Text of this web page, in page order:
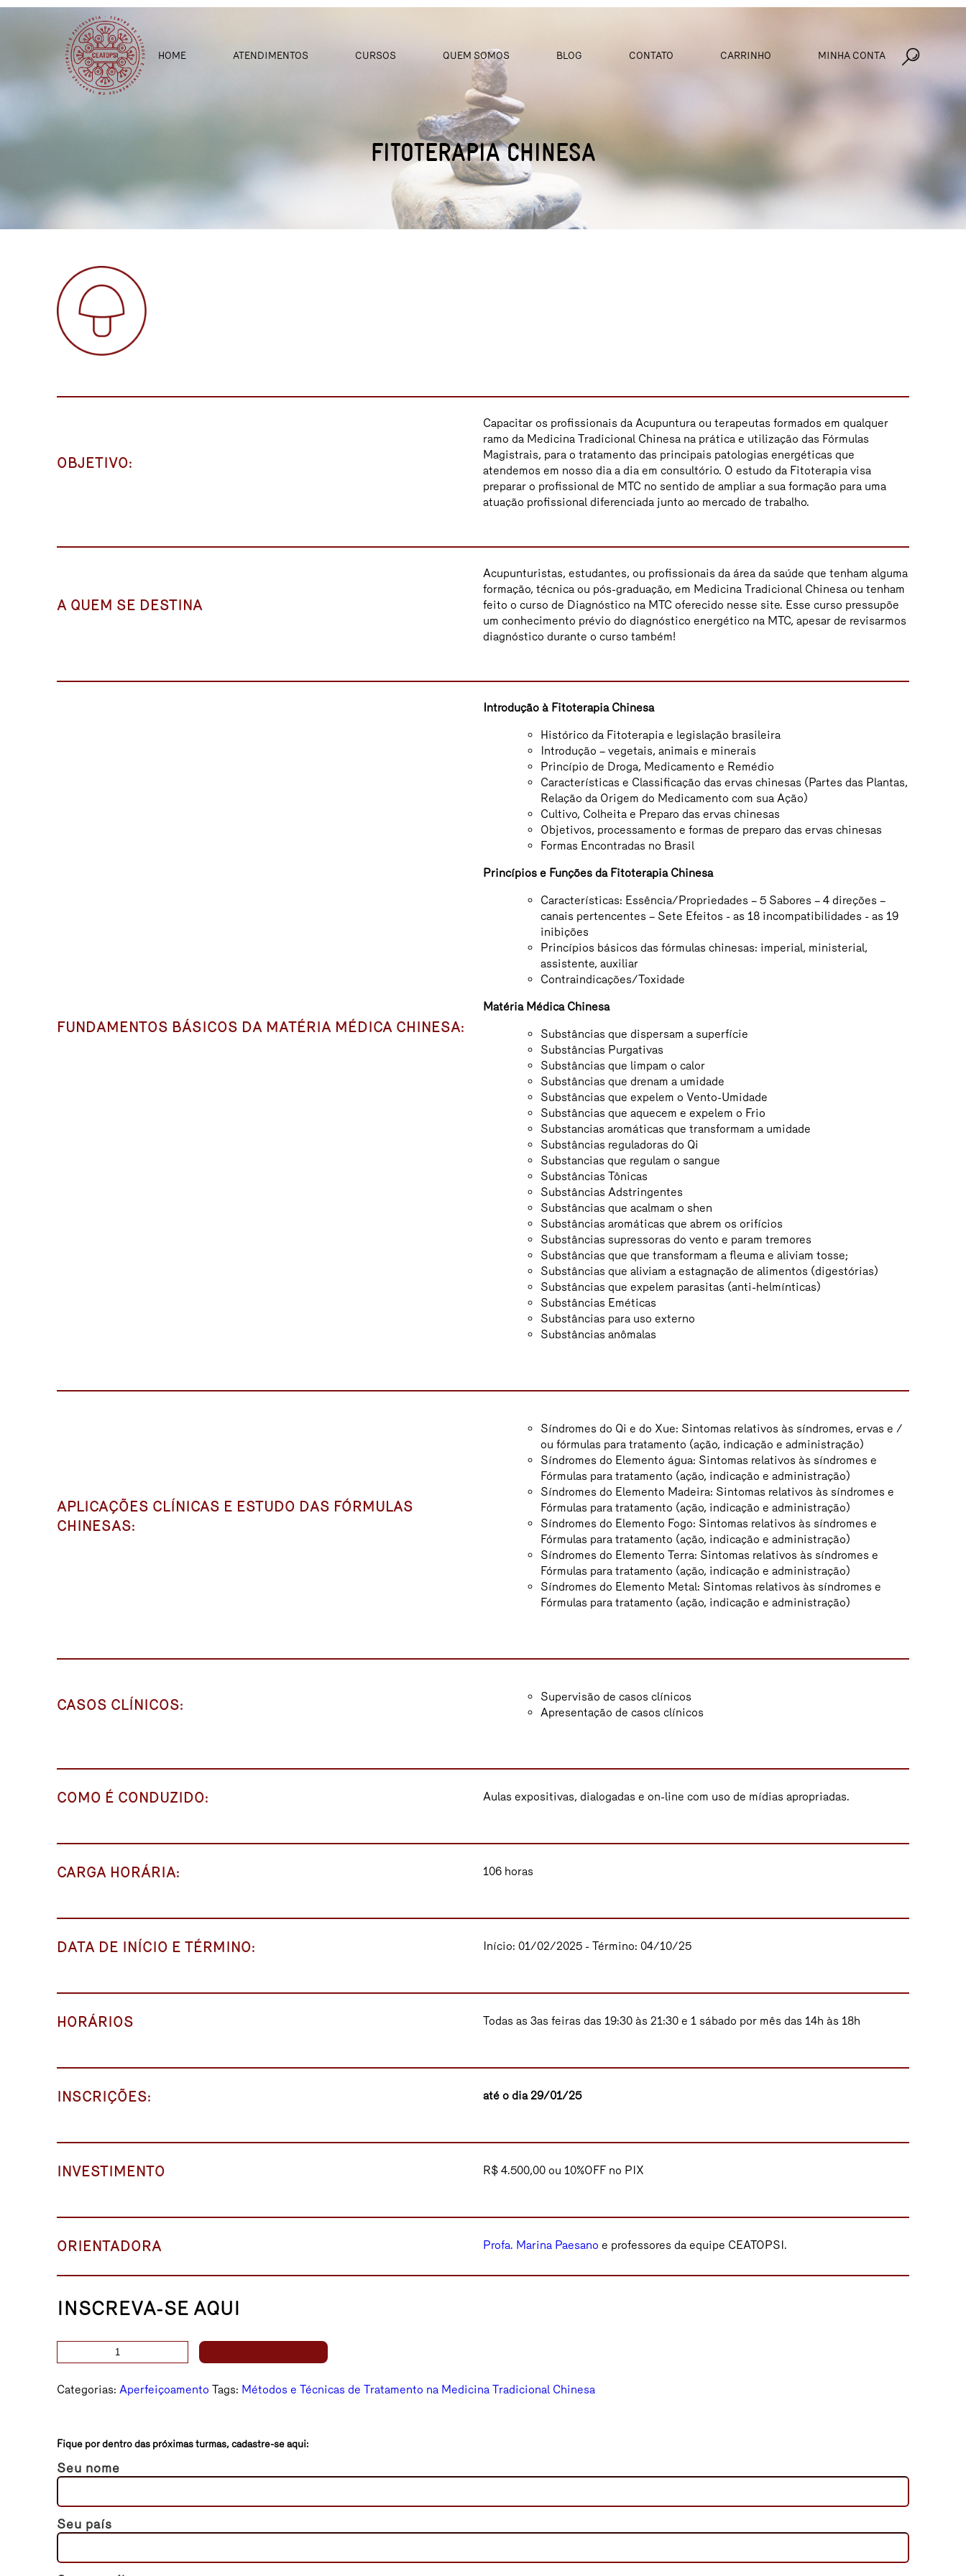
. HOME ATENDIMENTOS CURSOS QUEM SOMOS BLOG CONTATO CARRINHO MINHA CONTA
FITOTERAPIA CHINESA
OBJETIVO:
Capacitar os profissionais da Acupuntura ou terapeutas formados em qualquer
ramo da Medicina Tradicional Chinesa na prática e utilização das Fórmulas
Magistrais, para o tratamento das principais patologias energéticas que
atendemos em nosso dia a dia em consultório. O estudo da Fitoterapia visa
preparar o profissional de MTC no sentido de ampliar a sua formação para uma
atuação profissional diferenciada junto ao mercado de trabalho.
A QUEM SE DESTINA
Acupunturistas, estudantes, ou profissionais da área da saúde que tenham alguma
formação, técnica ou pós-graduação, em Medicina Tradicional Chinesa ou tenham
feito o curso de Diagnóstico na MTC oferecido nesse site. Esse curso pressupõe
um conhecimento prévio do diagnóstico energético na MTC, apesar de revisarmos
diagnóstico durante o curso também!
FUNDAMENTOS BÁSICOS DA MATÉRIA MÉDICA CHINESA:
Introdução à Fitoterapia Chinesa
Histórico da Fitoterapia e legislação brasileira
Introdução – vegetais, animais e minerais
Princípio de Droga, Medicamento e Remédio
Características e Classificação das ervas chinesas (Partes das Plantas,
Relação da Origem do Medicamento com sua Ação)
Cultivo, Colheita e Preparo das ervas chinesas
Objetivos, processamento e formas de preparo das ervas chinesas
Formas Encontradas no Brasil
Princípios e Funções da Fitoterapia Chinesa
Características: Essência/Propriedades – 5 Sabores – 4 direções –
canais pertencentes – Sete Efeitos - as 18 incompatibilidades - as 19
inibições
Princípios básicos das fórmulas chinesas: imperial, ministerial,
assistente, auxiliar
Contraindicações/Toxidade
Matéria Médica Chinesa
Substâncias que dispersam a superfície
Substâncias Purgativas
Substâncias que limpam o calor
Substâncias que drenam a umidade
Substâncias que expelem o Vento-Umidade
Substâncias que aquecem e expelem o Frio
Substancias aromáticas que transformam a umidade
Substâncias reguladoras do Qi
Substancias que regulam o sangue
Substâncias Tônicas
Substâncias Adstringentes
Substâncias que acalmam o shen
Substâncias aromáticas que abrem os orifícios
Substâncias supressoras do vento e param tremores
Substâncias que que transformam a fleuma e aliviam tosse;
Substâncias que aliviam a estagnação de alimentos (digestórias)
Substâncias que expelem parasitas (anti-helmínticas)
Substâncias Eméticas
Substâncias para uso externo
Substâncias anômalas
APLICAÇÕES CLÍNICAS E ESTUDO DAS FÓRMULAS
CHINESAS:
Síndromes do Qi e do Xue: Sintomas relativos às síndromes, ervas e /
ou fórmulas para tratamento (ação, indicação e administração)
Síndromes do Elemento água: Sintomas relativos às síndromes e
Fórmulas para tratamento (ação, indicação e administração)
Síndromes do Elemento Madeira: Sintomas relativos às síndromes e
Fórmulas para tratamento (ação, indicação e administração)
Síndromes do Elemento Fogo: Sintomas relativos às síndromes e
Fórmulas para tratamento (ação, indicação e administração)
Síndromes do Elemento Terra: Sintomas relativos às síndromes e
Fórmulas para tratamento (ação, indicação e administração)
Síndromes do Elemento Metal: Sintomas relativos às síndromes e
Fórmulas para tratamento (ação, indicação e administração)
CASOS CLÍNICOS:
Supervisão de casos clínicos
Apresentação de casos clínicos
COMO É CONDUZIDO: Aulas expositivas, dialogadas e on-line com uso de mídias apropriadas.
CARGA HORÁRIA: 106 horas
DATA DE INÍCIO E TÉRMINO: Início: 01/02/2025 - Término: 04/10/25
HORÁRIOS Todas as 3as feiras das 19:30 às 21:30 e 1 sábado por mês das 14h às 18h
INSCRIÇÕES: até o dia 29/01/25
INVESTIMENTO R$ 4.500,00 ou 10%OFF no PIX
ORIENTADORA Profa. Marina Paesano e professores da equipe CEATOPSI.
INSCREVA-SE AQUI
FITOTERAPIA
CHINESA
quantidade
Categorias: Aperfeiçoamento Tags: Métodos e Técnicas de Tratamento na Medicina Tradicional Chinesa
Fique por dentro das próximas turmas, cadastre-se aqui:
Seu nome
Seu país